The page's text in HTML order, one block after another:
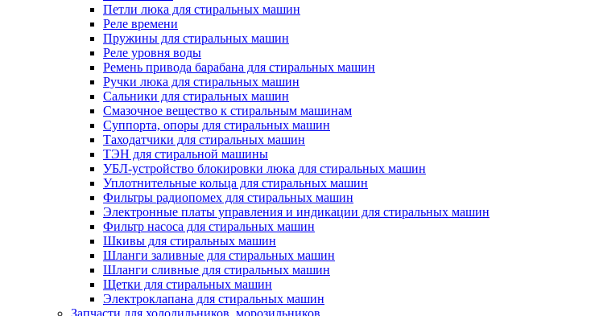
Петли люка для стиральных машин
Реле времени
Пружины для стиральных машин
Реле уровня воды
Ремень привода барабана для стиральных машин
Ручки люка для стиральных машин
Сальники для стиральных машин
Смазочное вещество к стиральным машинам
Суппорта, опоры для стиральных машин
Таходатчики для стиральных машин
ТЭН для стиральной машины
УБЛ-устройство блокировки люка для стиральных машин
Уплотнительные кольца для стиральных машин
Фильтры радиопомех для стиральных машин
Электронные платы управления и индикации для стиральных машин
Фильтр насоса для стиральных машин
Шкивы для стиральных машин
Шланги заливные для стиральных машин
Шланги сливные для стиральных машин
Щетки для стиральных машин
Электроклапана для стиральных машин
Запчасти для холодильников, морозильников